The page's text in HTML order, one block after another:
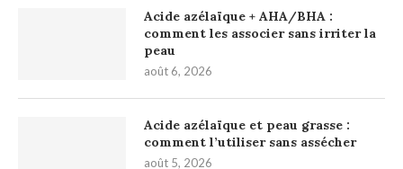
Acide azélaïque + AHA/BHA :
comment les associer sans irriter la
peau
août 6, 2026
Acide azélaïque et peau grasse :
comment l’utiliser sans assécher
août 5, 2026